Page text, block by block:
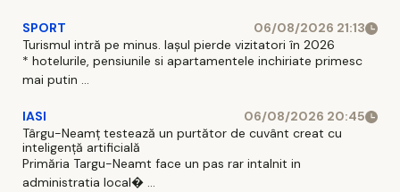
SPORT
06/08/2026 21:13
Turismul intră pe minus. Iașul pierde vizitatori în 2026
* hotelurile, pensiunile si apartamentele inchiriate primesc
mai putin ...
IASI
06/08/2026 20:45
Târgu-Neamț testează un purtător de cuvânt creat cu
inteligență artificială
Primăria Targu-Neamt face un pas rar intalnit in
administratia local� ...